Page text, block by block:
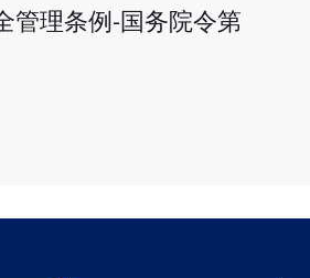
管理条例-国务院令第